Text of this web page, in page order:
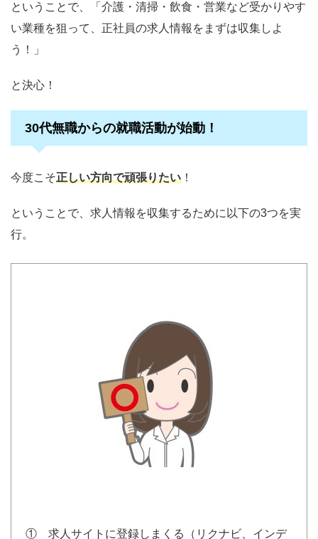
ということで、「介護・清掃・飲食・営業など受かりやす
い業種を狙って、正社員の求人情報をまずは収集しよ
う！」
と決心！
30代無職からの就職活動が始動！
今度こそ正しい方向で頑張りたい ！
ということで、求人情報を収集するために以下の3つを実
行。
① 求人サイトに登録しまくる（リクナビ、インデ